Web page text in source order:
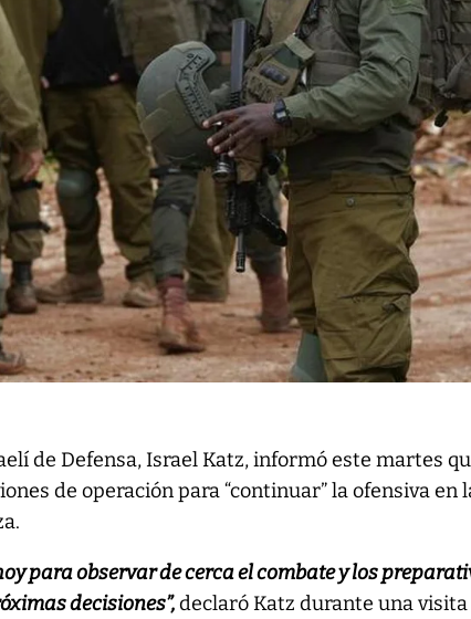
de Defensa, Israel Katz, informó este martes
de operación para “continuar” la ofensiva en
para observar de cerca el combate y los
decisiones”,declaró Katz durante una visita